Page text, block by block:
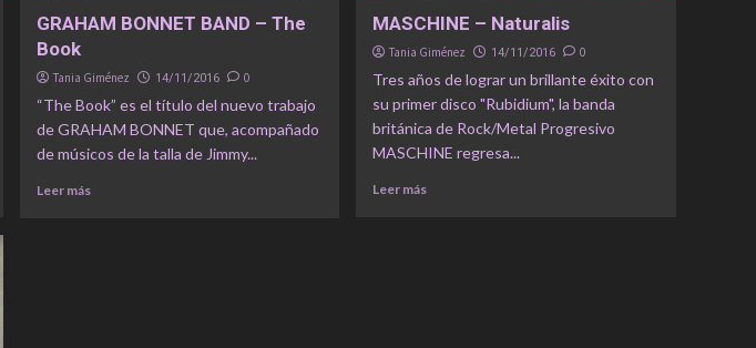
GRAHAM BONNET BAND – The
Book
Tania Giménez 14/11/2016 0
“The Book” es el título del nuevo trabajo
de GRAHAM BONNET que, acompañado
de músicos de la talla de Jimmy...
Leer más
MASCHINE – Naturalis
Tania Giménez 14/11/2016 0
Tres años de lograr un brillante éxito con
su primer disco "Rubidium", la banda
británica de Rock/Metal Progresivo
MASCHINE regresa...
Leer más